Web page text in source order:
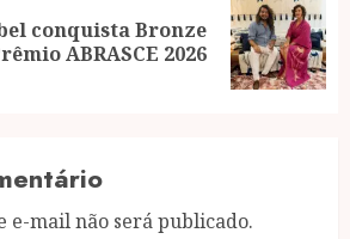
conquista Bronze
ABRASCE 2026
e-mail não será publicado.